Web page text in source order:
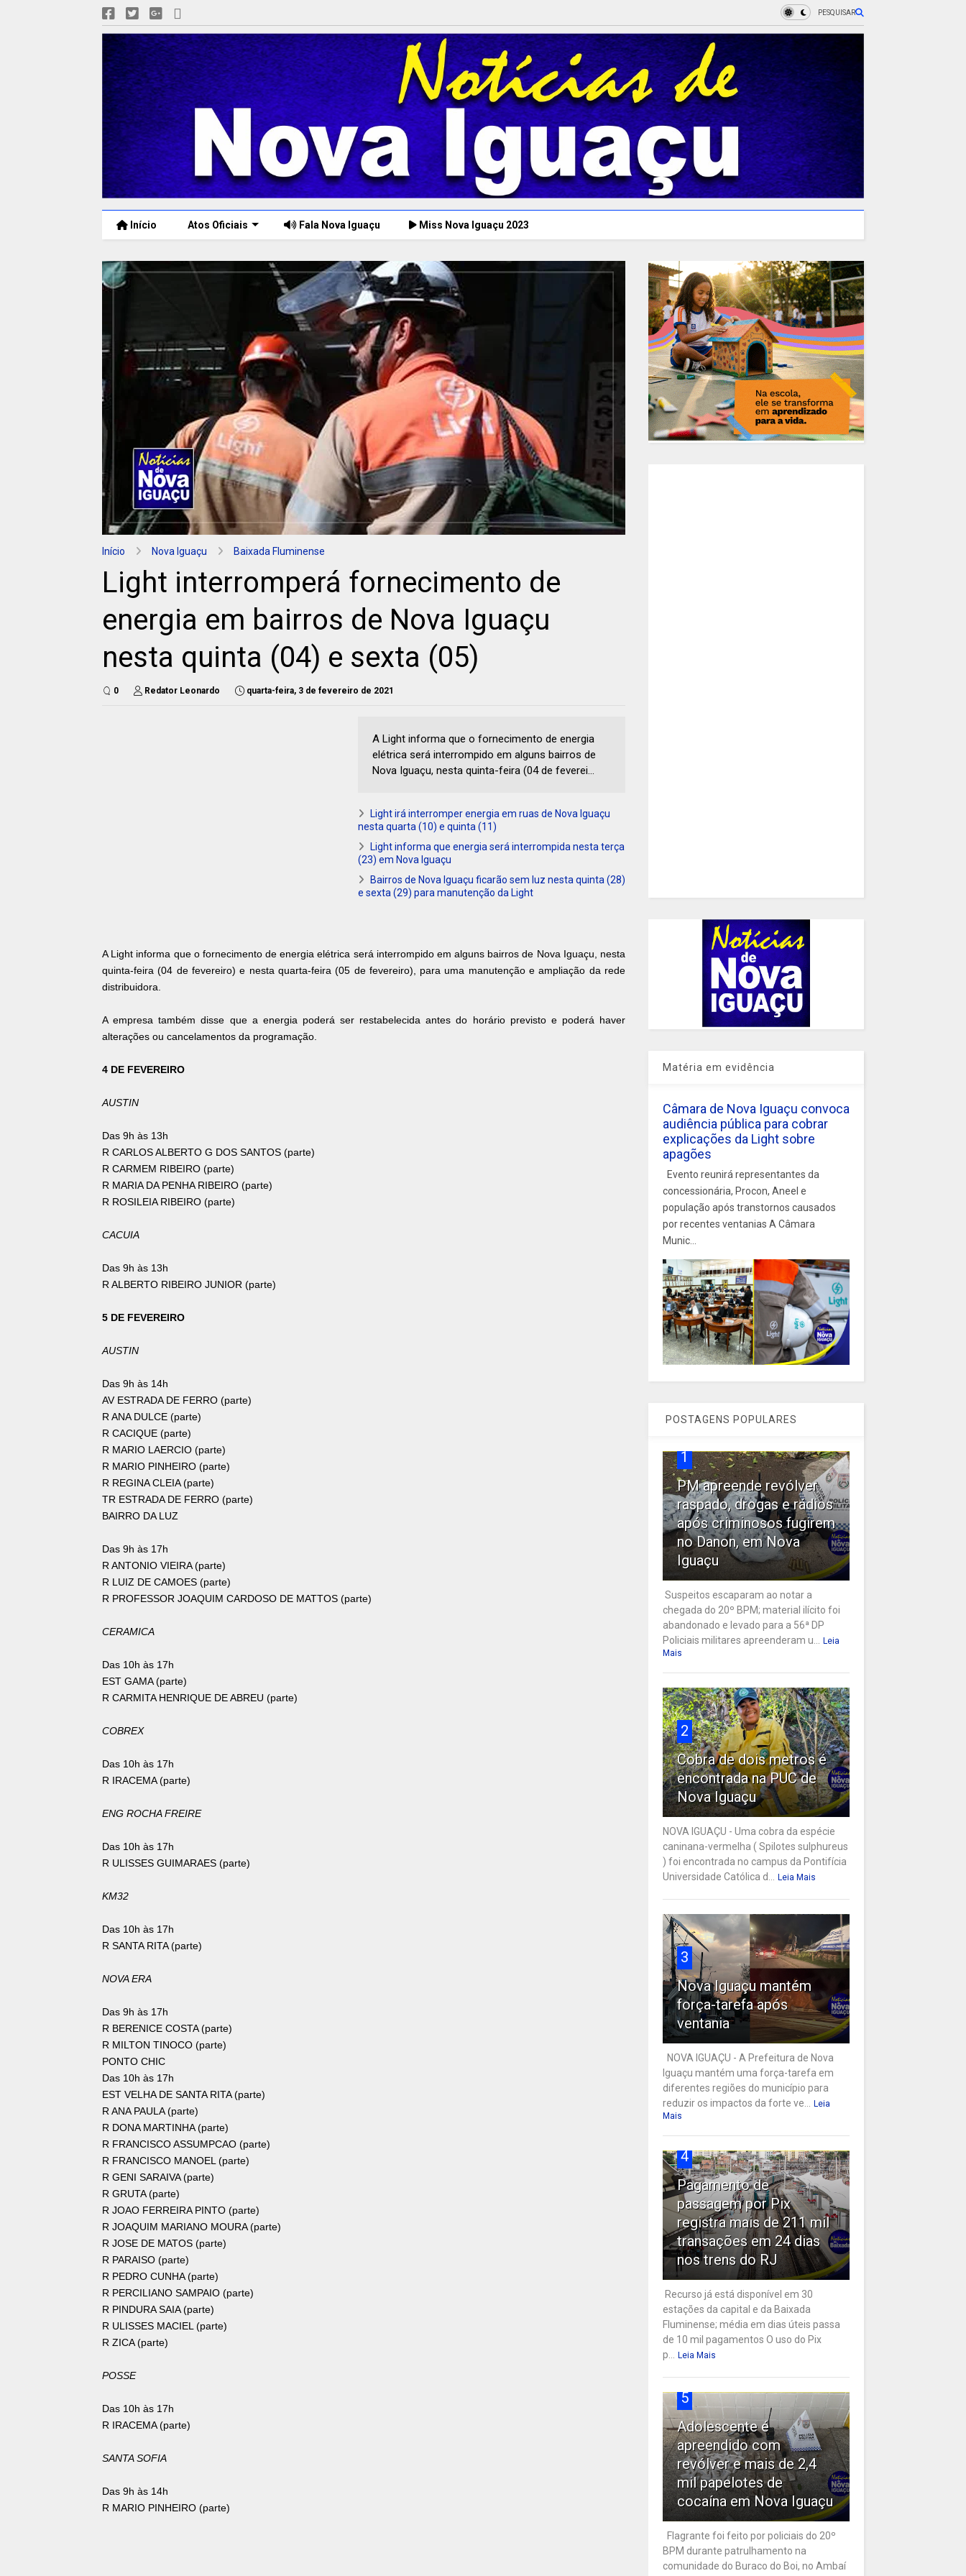
PESQUISAR
Início Atos Oficiais Fala Nova Iguaçu Miss Nova Iguaçu 2023
Início Nova Iguaçu Baixada Fluminense
Light interromperá fornecimento de
energia em bairros de Nova Iguaçu
nesta quinta (04) e sexta (05)
0 Redator Leonardo quarta-feira, 3 de fevereiro de 2021
A Light informa que o fornecimento de energia
elétrica será interrompido em alguns bairros de
Nova Iguaçu, nesta quinta-feira (04 de feverei...
Light irá interromper energia em ruas de Nova Iguaçu
nesta quarta (10) e quinta (11)
Light informa que energia será interrompida nesta terça
(23) em Nova Iguaçu
Bairros de Nova Iguaçu ficarão sem luz nesta quinta (28)
e sexta (29) para manutenção da Light
A Light informa que o fornecimento de energia elétrica será interrompido em alguns bairros de Nova Iguaçu, nesta
quinta-feira (04 de fevereiro) e nesta quarta-feira (05 de fevereiro), para uma manutenção e ampliação da rede
distribuidora.
A empresa também disse que a energia poderá ser restabelecida antes do horário previsto e poderá haver
alterações ou cancelamentos da programação.
4 DE FEVEREIRO
AUSTIN
Das 9h às 13h
R CARLOS ALBERTO G DOS SANTOS (parte)
R CARMEM RIBEIRO (parte)
R MARIA DA PENHA RIBEIRO (parte)
R ROSILEIA RIBEIRO (parte)
CACUIA
Das 9h às 13h
R ALBERTO RIBEIRO JUNIOR (parte)
5 DE FEVEREIRO
AUSTIN
Das 9h às 14h
AV ESTRADA DE FERRO (parte)
R ANA DULCE (parte)
R CACIQUE (parte)
R MARIO LAERCIO (parte)
R MARIO PINHEIRO (parte)
R REGINA CLEIA (parte)
TR ESTRADA DE FERRO (parte)
BAIRRO DA LUZ
Das 9h às 17h
R ANTONIO VIEIRA (parte)
R LUIZ DE CAMOES (parte)
R PROFESSOR JOAQUIM CARDOSO DE MATTOS (parte)
CERAMICA
Das 10h às 17h
EST GAMA (parte)
R CARMITA HENRIQUE DE ABREU (parte)
COBREX
Das 10h às 17h
R IRACEMA (parte)
ENG ROCHA FREIRE
Das 10h às 17h
R ULISSES GUIMARAES (parte)
KM32
Das 10h às 17h
R SANTA RITA (parte)
NOVA ERA
Das 9h às 17h
R BERENICE COSTA (parte)
R MILTON TINOCO (parte)
PONTO CHIC
Das 10h às 17h
EST VELHA DE SANTA RITA (parte)
R ANA PAULA (parte)
R DONA MARTINHA (parte)
R FRANCISCO ASSUMPCAO (parte)
R FRANCISCO MANOEL (parte)
R GENI SARAIVA (parte)
R GRUTA (parte)
R JOAO FERREIRA PINTO (parte)
R JOAQUIM MARIANO MOURA (parte)
R JOSE DE MATOS (parte)
R PARAISO (parte)
R PEDRO CUNHA (parte)
R PERCILIANO SAMPAIO (parte)
R PINDURA SAIA (parte)
R ULISSES MACIEL (parte)
R ZICA (parte)
POSSE
Das 10h às 17h
R IRACEMA (parte)
SANTA SOFIA
Das 9h às 14h
R MARIO PINHEIRO (parte)
Matéria em evidência
Câmara de Nova Iguaçu convoca
audiência pública para cobrar
explicações da Light sobre
apagões
Evento reunirá representantes da
concessionária, Procon, Aneel e
população após transtornos causados
por recentes ventanias A Câmara
Munic...
POSTAGENS POPULARES
1
PM apreende revólver
raspado, drogas e rádios
após criminosos fugirem
no Danon, em Nova
Iguaçu
Suspeitos escaparam ao notar a
chegada do 20º BPM; material ilícito foi
abandonado e levado para a 56ª DP
Policiais militares apreenderam u...
Leia
Mais
2
Cobra de dois metros é
encontrada na PUC de
Nova Iguaçu
NOVA IGUAÇU - Uma cobra da espécie
caninana-vermelha ( Spilotes sulphureus
) foi encontrada no campus da Pontifícia
Universidade Católica d...
Leia Mais
3
Nova Iguaçu mantém
força-tarefa após
ventania
NOVA IGUAÇU - A Prefeitura de Nova
Iguaçu mantém uma força-tarefa em
diferentes regiões do município para
reduzir os impactos da forte ve...
Leia
Mais
4
Pagamento de
passagem por Pix
registra mais de 211 mil
transações em 24 dias
nos trens do RJ
Recurso já está disponível em 30
estações da capital e da Baixada
Fluminense; média em dias úteis passa
de 10 mil pagamentos O uso do Pix
p...
Leia Mais
5
Adolescente é
apreendido com
revólver e mais de 2,4
mil papelotes de
cocaína em Nova Iguaçu
Flagrante foi feito por policiais do 20º
BPM durante patrulhamento na
comunidade do Buraco do Boi, no Ambaí